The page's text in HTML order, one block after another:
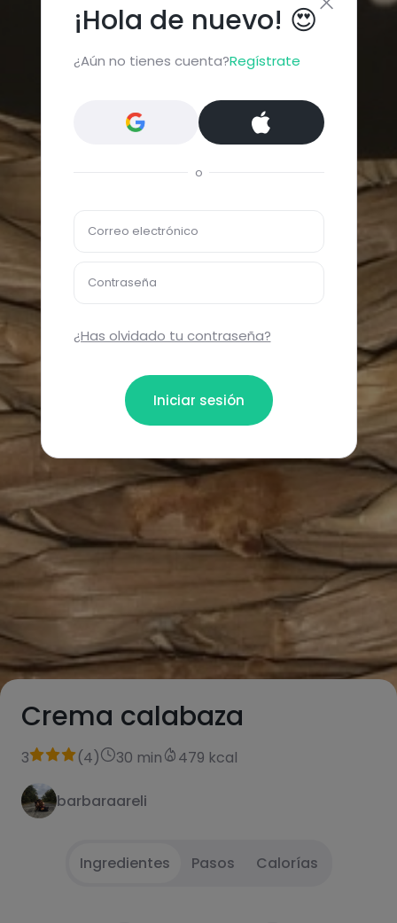
Crema calabaza
3 (4) 30 min 479 kcal
barbaraareli
Ingredientes Pasos Calorías
¡Hola de nuevo! 😍
¿Aún no tienes cuenta?Regístrate
o
Correo electrónico
Contraseña
¿Has olvidado tu contraseña?
Iniciar sesión